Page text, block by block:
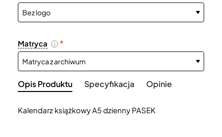
Matryca i
Opis Produktu Specyfikacja Opinie
Kalendarz książkowy A5 dzienny PASEK